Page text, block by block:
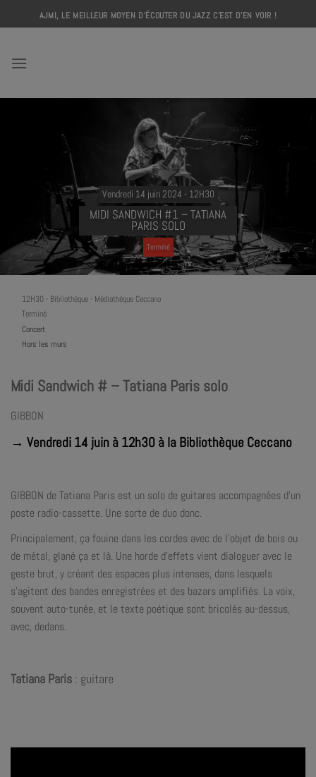
to
AJMI, LE MEILLEUR MOYEN D'ÉCOUTER DU JAZZ C'EST D'EN VOIR !
Vendredi 14 juin 2024 - 12H30
MIDI SANDWICH #1 – TATIANA
PARIS SOLO
Terminé
12H30 - Bibliothèque - Médiathèque Ceccano
Terminé
Concert
Hors les murs
Midi Sandwich # – Tatiana Paris solo
GIBBON
→ Vendredi 14 juin à 12h30 à la Bibliothèque Ceccano
GIBBON de Tatiana Paris est un solo de guitares accompagnées d’un
poste radio-cassette. Une sorte de duo donc.
Principalement, ça fouine dans les cordes avec de l’objet de bois ou
de métal, glané ça et là. Une horde d’effets vient dialoguer avec le
geste brut, y créant des espaces plus intenses, dans lesquels
s’agitent des bandes enregistrées et des bazars amplifiés. La voix,
souvent auto-tunée, et le texte poétique sont bricolés au-dessus,
avec, dedans.
Tatiana Paris : guitare